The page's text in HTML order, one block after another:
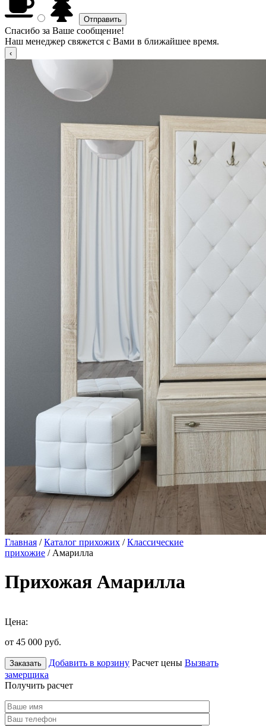
Спасибо за Ваше сообщение!
Наш менеджер свяжется с Вами в ближайшее время.
Главная /Каталог прихожих /Классические
прихожие / Амарилла
Прихожая Амарилла
Цена:
от 45 000 руб.
Заказать Добавить в корзину Расчет цены Вызвать
замерщика
Получить расчет